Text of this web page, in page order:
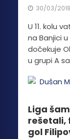
30/03/2018
U 11. kolu
na Banjici
dočekuje
u grupi A
Liga
rešetali,
gol